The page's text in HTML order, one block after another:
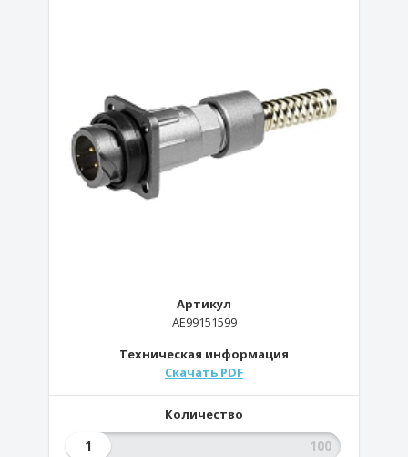
Артикул
AE99151599
Техническая информация
Скачать PDF
Количество
1